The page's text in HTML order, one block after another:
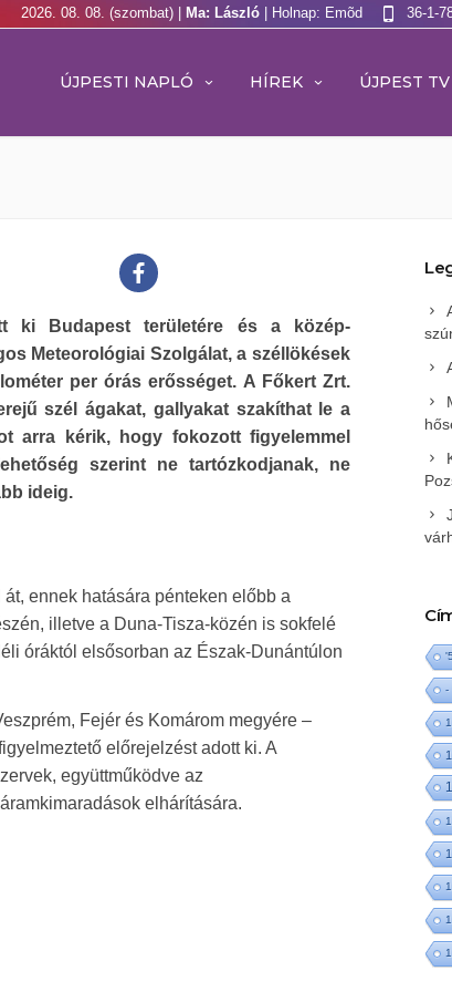
2026. 08. 08. (szombat) | Ma: László | Holnap: Emõd 36-1-
ÚJPESTI NAPLÓ HÍREK ÚJPEST TV
ki Budapest területére és a közép-
Meteorológiai Szolgálat, a széllökések
per órás erősséget. A Főkert Zrt.
szél ágakat, gallyakat szakíthat le a
arra kérik, hogy fokozott figyelemmel
szerint ne tartózkodjanak, ne
ideig.
ennek hatására pénteken előbb a
illetve a Duna-Tisza-közén is sokfelé
óráktól elsősorban az Észak-Dunántúlon
Fejér és Komárom megyére –
előrejelzést adott ki. A
együttműködve az
elhárítására.
-